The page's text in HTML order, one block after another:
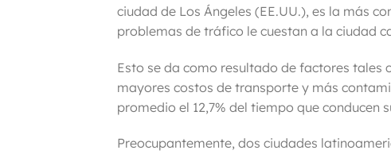
ciudad de Los Ángeles (EE.UU.), es la más
problemas de tráfico le cuestan a la ciudad
Esto se da como resultado de factores
mayores costos de transporte y más
promedio el 12,7% del tiempo que conducen
Preocupantemente, dos ciudades